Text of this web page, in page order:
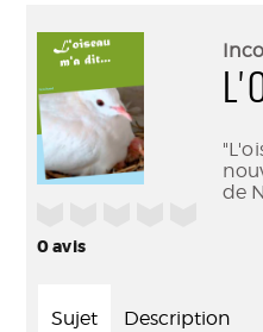
0avis
de
Sujet Description